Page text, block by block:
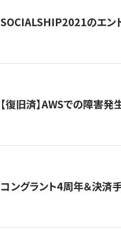
SOCIALSHIP2021のエン
【復旧済】AWSでの障害
コングラント4周年＆決